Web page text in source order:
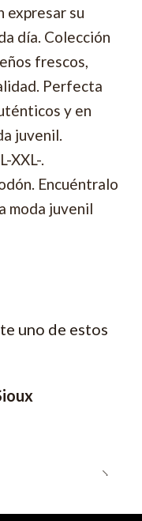
expresar su
día. Colección
frescos,
Perfecta
y en
juvenil.
XXL-.
Encuéntralo
moda juvenil
uno de estos